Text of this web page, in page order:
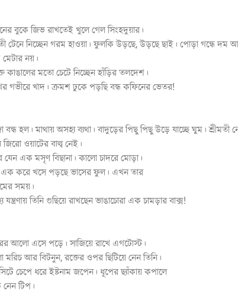
বুকে জিভ রাখতেই খুলে গেল সিংহদুয়ার।
টেনে নিচ্ছেন গরম হাওয়া। ফুলকি উড়ছে, উড়ছে ছাই। পোড়া গন্ধে
মেটার নয়।
কাঙালের মতো চেটে নিচ্ছেন হাঁড়ির তলদেশ।
গভীরে খাদ। ক্রমশ ঢুকে পড়ছি বন্ধ কফিনের ভেতর!
বন্ধ হল। মাথায় অসহ্য ব্যথা। বাদুড়ের পিছু পিছু উড়ে যাচ্ছে ঘুম। শ্রীমতী
ওয়াটের বাল্ব নেই।
যেন এক মসৃণ বিছানা। কালো চাদরে মোড়া।
করে খসে পড়ছে ভাসের ফুল। এখন তার
সময়।
যন্ত্রণায় তিনি গুছিয়ে রাখছেন ভাঙাচোরা এক চামড়ার বাক্স!
আলো এসে পড়ে। সাজিয়ে রাখে এগটোস্ট।
মরিচ আর বিটনুন, রক্তের ওপর ছিটিয়ে নেন তিনি।
চেপে ধরে ইষ্টনাম জপেন। ধূপের ছ্যাঁকায় কপালে
টিপ।